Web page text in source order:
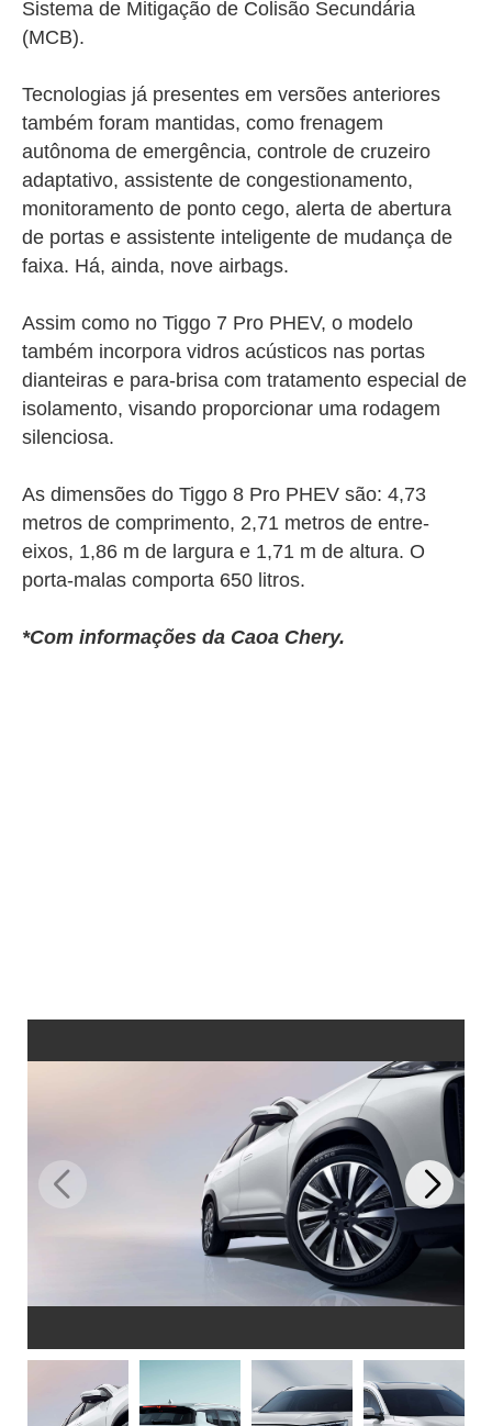
Sistema de Mitigação de Colisão Secundária
(MCB).
Tecnologias já presentes em versões anteriores
também foram mantidas, como frenagem
autônoma de emergência, controle de cruzeiro
adaptativo, assistente de congestionamento,
monitoramento de ponto cego, alerta de abertura
de portas e assistente inteligente de mudança de
faixa. Há, ainda, nove airbags.
Assim como no Tiggo 7 Pro PHEV, o modelo
também incorpora vidros acústicos nas portas
dianteiras e para-brisa com tratamento especial de
isolamento, visando proporcionar uma rodagem
silenciosa.
As dimensões do Tiggo 8 Pro PHEV são: 4,73
metros de comprimento, 2,71 metros de entre-
eixos, 1,86 m de largura e 1,71 m de altura. O
porta-malas comporta 650 litros.
*Com informações da Caoa Chery.